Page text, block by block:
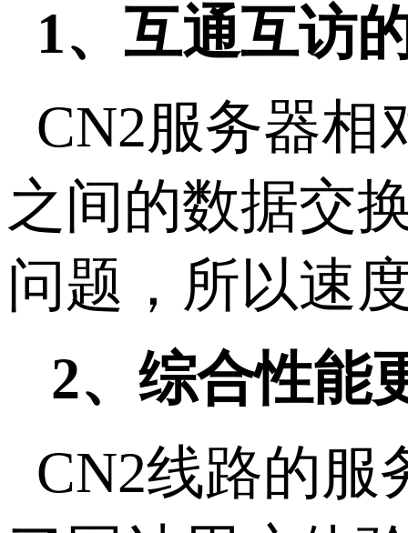
1、互通互访
CN2服务器相
之间的数据交
问题，所以速
2、综合性能
CN2线路的服